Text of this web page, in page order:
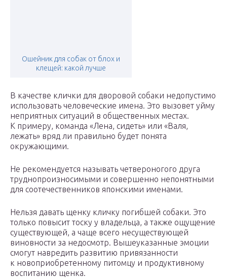
Ошейник для собак от блох и
клещей: какой лучше
В качестве клички для дворовой собаки недопустимо
использовать человеческие имена. Это вызовет уйму
неприятных ситуаций в общественных местах.
К примеру, команда «Лена, сидеть» или «Валя,
лежать» вряд ли правильно будет понята
окружающими.
Не рекомендуется называть четвероногого друга
труднопроизносимыми и совершенно непонятными
для соотечественников японскими именами.
Нельзя давать щенку кличку погибшей собаки. Это
только повысит тоску у владельца, а также ощущение
существующей, а чаще всего несуществующей
виновности за недосмотр. Вышеуказанные эмоции
смогут навредить развитию привязанности
к новоприобретенному питомцу и продуктивному
воспитанию щенка.